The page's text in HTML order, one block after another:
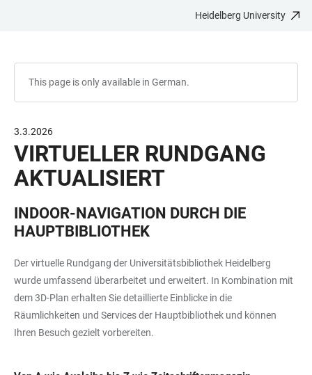
Heidelberg University
This page is only available in German.
3.3.2026
VIRTUELLER RUNDGANG
AKTUALISIERT
INDOOR-NAVIGATION DURCH DIE
HAUPTBIBLIOTHEK
Der virtuelle Rundgang der Universitätsbibliothek Heidelberg
wurde umfassend überarbeitet und erweitert. In Kombination mit
dem 3D-Plan erhalten Sie detaillierte Einblicke in die
Räumlichkeiten und Services der Hauptbibliothek und können
Ihren Besuch gezielt vorbereiten.